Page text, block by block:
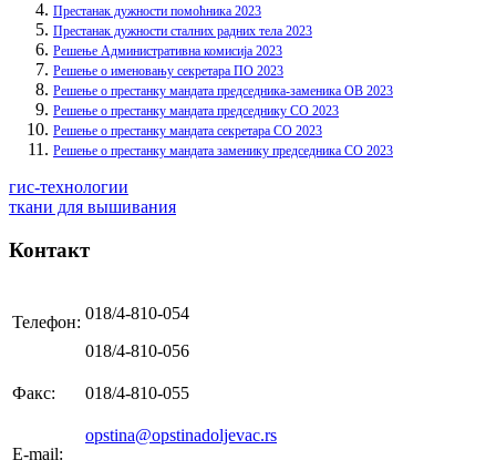
Престанак дужности помоћника 2023
Престанак дужности сталних радних тела 2023
Решење Административна комисија 2023
Решење о именовању секретара ПО 2023
Решење о престанку мандата председника-заменика ОВ 2023
Решење о престанку мандата председнику СО 2023
Решење о престанку мандата секретара СО 2023
Решење о престанку мандата заменику председника СО 2023
гис-технологии
ткани для вышивания
Контакт
Телефон: 018/4-810-054
018/4-810-056
Факс: 018/4-810-055
E-mail:
opstina@opstinadoljevac.rs